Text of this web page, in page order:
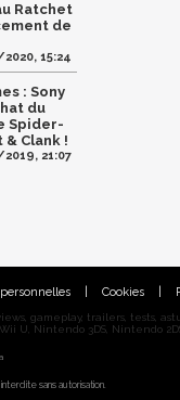
Ratchet
de
15:24
: Sony
du
Spider-
& Clank !
21:07
Cookies
trailers, tests,
U, Nintendo 3DS, Nintendo
sans autorisation.